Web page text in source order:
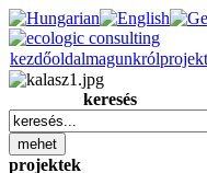
kezdőoldalmagunkról
keresés
projektek